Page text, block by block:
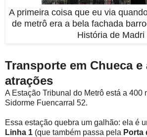
A primeira coisa que eu via
de metrô era a bela fachada
História de Madri
Transporte em Chueca e
atrações
A Estação Tribunal do Metrô está a 400
Sidorme Fuencarral 52.
Essa estação quebra um galhão: ela é
Linha 1 (que também passa pela Porta